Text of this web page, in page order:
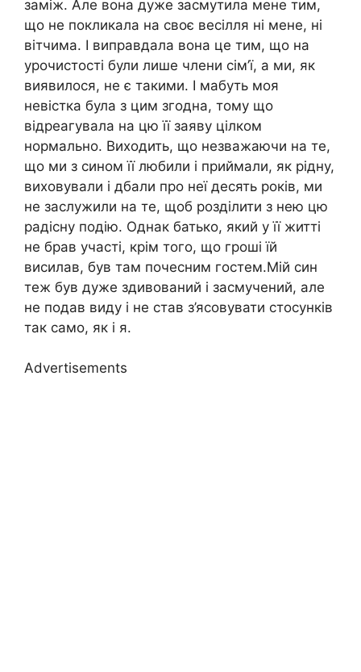
заміж. Але вона дуже засмутила мене тим,
що не покликала на своє весілля ні мене, ні
вітчима. І виправдала вона це тим, що на
урочистості були лише члени сім’ї, а ми, як
виявилося, не є такими. І мабуть моя
невістка була з цим згодна, тому що
відреагувала на цю її заяву цілком
нормально. Виходить, що незважаючи на те,
що ми з сином її любили і приймали, як рідну,
виховували і дбали про неї десять років, ми
не заслужили на те, щоб розділити з нею цю
радісну подію. Однак батько, який у її житті
не брав участі, крім того, що гроші їй
висилав, був там почесним гостем.Мій син
теж був дуже здивований і засмучений, але
не подав виду і не став з’ясовувати стосунків
так само, як і я.
Advertisements